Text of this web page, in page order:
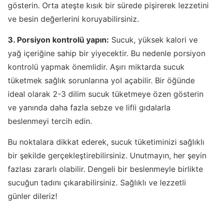
gösterin. Orta ateşte kısık bir sürede pişirerek lezzetini
ve besin değerlerini koruyabilirsiniz.
3. Porsiyon kontrolü yapın: Sucuk, yüksek kalori ve
yağ içeriğine sahip bir yiyecektir. Bu nedenle porsiyon
kontrolü yapmak önemlidir. Aşırı miktarda sucuk
tüketmek sağlık sorunlarına yol açabilir. Bir öğünde
ideal olarak 2-3 dilim sucuk tüketmeye özen gösterin
ve yanında daha fazla sebze ve lifli gıdalarla
beslenmeyi tercih edin.
Bu noktalara dikkat ederek, sucuk tüketiminizi sağlıklı
bir şekilde gerçekleştirebilirsiniz. Unutmayın, her şeyin
fazlası zararlı olabilir. Dengeli bir beslenmeyle birlikte
sucuğun tadını çıkarabilirsiniz. Sağlıklı ve lezzetli
günler dileriz!